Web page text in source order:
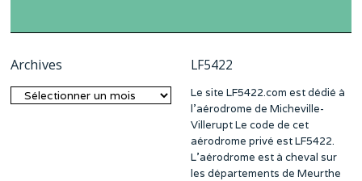
Archives
Archives
LF5422
Le site LF5422.com est dédié à
l’aérodrome de Micheville-
Villerupt Le code de cet
aérodrome privé est LF5422.
L’aérodrome est à cheval sur
les départements de Meurthe